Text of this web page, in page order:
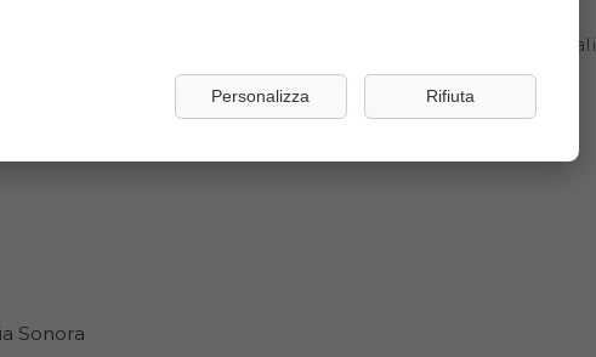
in autunno con laboratori, incontri e spettacoli internazionali.
Sonora
Personalizza Rifiuta